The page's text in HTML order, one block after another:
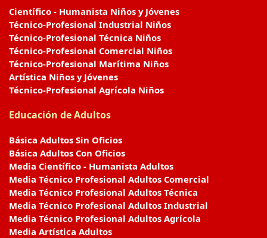
Científico - Humanista Niños y Jóvenes
Técnico-Profesional Industrial Niños
Técnico-Profesional Técnica Niños
Técnico-Profesional Comercial Niños
Técnico-Profesional Marítima Niños
Artística Niños y Jóvenes
Técnico-Profesional Agrícola Niños
Educación de Adultos
Básica Adultos Sin Oficios
Básica Adultos Con Oficios
Media Científico - Humanista Adultos
Media Técnico Profesional Adultos Comercial
Media Técnico Profesional Adultos Técnica
Media Técnico Profesional Adultos Industrial
Media Técnico Profesional Adultos Agrícola
Media Artística Adultos